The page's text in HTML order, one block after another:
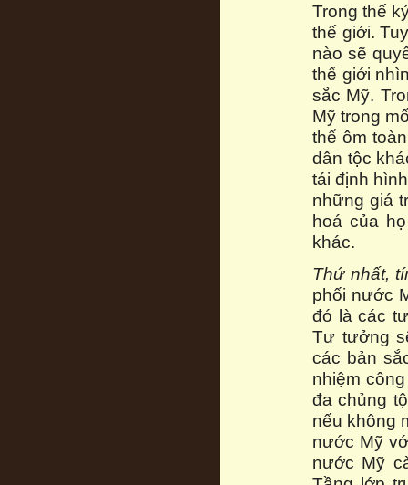
Trong thế
thế giới.
nào sẽ
thế giới
sắc Mỹ.
Mỹ trong
thể ôm
dân tộc
tái định
những giá
hoá của
khác.
Thứ nhất,
phối nước
đó là các
Tư tưởng
các bản
nhiệm
đa chủng
nếu không
nước Mỹ
nước Mỹ